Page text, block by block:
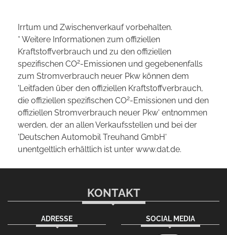
Irrtum und Zwischenverkauf vorbehalten.
* Weitere Informationen zum offiziellen
Kraftstoffverbrauch und zu den offiziellen
spezifischen CO2-Emissionen und gegebenenfalls
zum Stromverbrauch neuer Pkw können dem
'Leitfaden über den offiziellen Kraftstoffverbrauch,
die offiziellen spezifischen CO2-Emissionen und den
offiziellen Stromverbrauch neuer Pkw' entnommen
werden, der an allen Verkaufsstellen und bei der
'Deutschen Automobil Treuhand GmbH'
unentgeltlich erhältlich ist unter www.dat.de.
KONTAKT
ADRESSE SOCIAL MEDIA